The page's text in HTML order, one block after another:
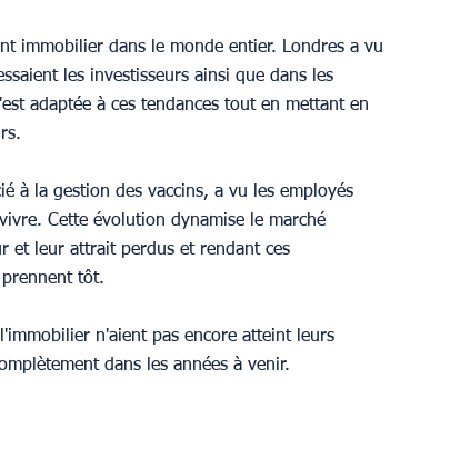
immobilier dans le monde entier. Londres a vu
les investisseurs ainsi que dans les
adaptée à ces tendances tout en mettant en
à la gestion des vaccins, a vu les employés
Cette évolution dynamise le marché
et leur attrait perdus et rendant ces
tôt.
n'aient pas encore atteint leurs
dans les années à venir.